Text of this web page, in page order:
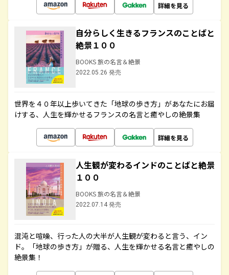
詳細を見る
自分らしく生きるフランスのことばと
絶景１００
BOOKS 旅の名言＆絶景
2022.05.26 発売
世界を４０年以上歩いてきた「地球の歩き方」があなたにお届
けする、人生を輝かせるフランスの名言と癒やしの絶景集
詳細を見る
人生観が変わるインドのことばと絶景
１００
BOOKS 旅の名言＆絶景
2022.07.14 発売
混沌と喧噪、行った人の大半が人生観が変わると言う、イン
ド。「地球の歩き方」が贈る、人生を輝かせる名言と癒やしの
絶景集！